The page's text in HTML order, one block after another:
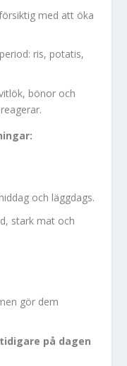
med att öka
ris, potatis,
bönor och
och läggdags.
stark mat och
gör dem
tidigare på dagen